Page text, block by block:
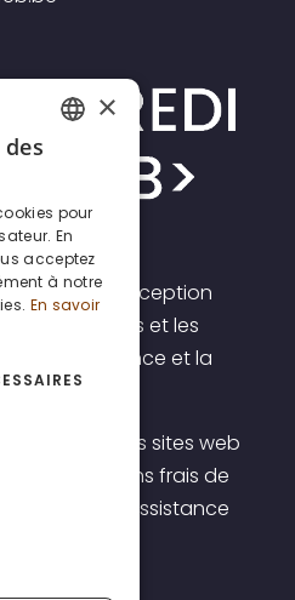
de conception
indépendants et les
la transparence et la
des sites web
sans frais de
une assistance
DUTCH
ENGLISH
×
pour
En
acceptez
à notre
En savoir